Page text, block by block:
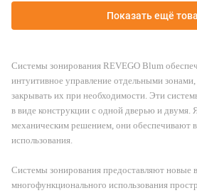
Показать ещё
Системы зонирования REVEGO Blum
интуитивное управление отдельными зонами,
закрывать их при необходимости. Эти
в виде конструкции с одной дверью и двумя.
механическим решением, они обеспечивают
использования.
Системы зонирования предоставляют новые
многофункционального использования